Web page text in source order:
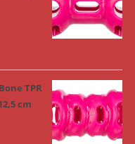
TPR
cm